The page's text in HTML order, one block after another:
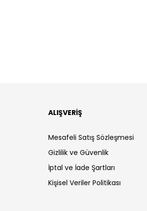
ALIŞVERİŞ
Mesafeli Satış Sözleşmesi
Gizlilik ve Güvenlik
İptal ve İade Şartları
Kişisel Veriler Politikası